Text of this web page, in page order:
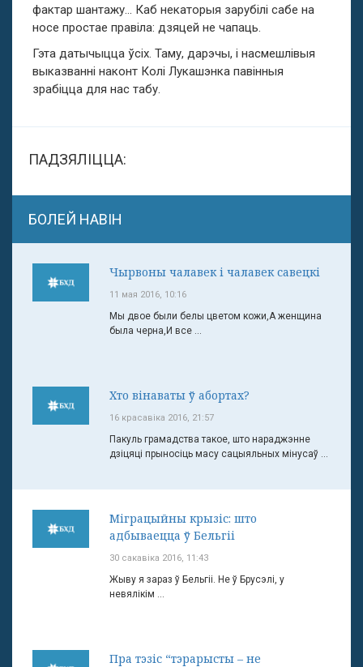
фактар шантажу… Каб некаторыя зарубілі сабе на
носе простае правіла: дзяцей не чапаць.
Гэта датычыцца ўсіх. Таму, дарэчы, і насмешлівыя
выказванні наконт Колі Лукашэнка павінныя
зрабіцца для нас табу.
ПАДЗЯЛІЦЦА:
БОЛЕЙ НАВІН
Чырвоны чалавек і чалавек савецкі
11 мая 2016, 10:16
Мы двое были белы цветом кожи,А женщина
была черна,И все ...
Хто вінаваты ў абортах?
16 красавіка 2016, 21:57
Пакуль грамадства такое, што нараджэнне
дзіцяці прыносіць масу сацыяльных мінусаў ...
Міграцыйны крызіс: што
адбываецца ў Бельгіі
30 сакавіка 2016, 11:43
Жыву я зараз ў Бельгіі. Не ў Брусэлі, у
невялікім ...
Пра тэзіс “тэрарысты – не